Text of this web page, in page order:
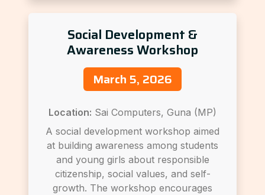
Social Development &
Awareness Workshop
March 5, 2026
Location: Sai Computers, Guna (MP)
A social development workshop aimed
at building awareness among students
and young girls about responsible
citizenship, social values, and self-
growth. The workshop encourages